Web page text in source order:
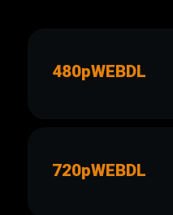
480pWEBDL
720pWEBDL